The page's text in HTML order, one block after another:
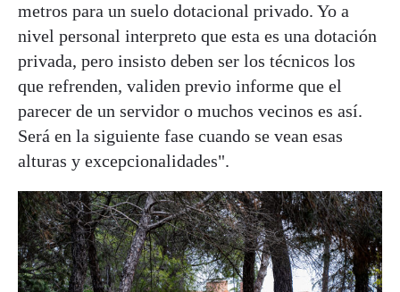
metros para un suelo dotacional privado. Yo a
nivel personal interpreto que esta es una dotación
privada, pero insisto deben ser los técnicos los
que refrenden, validen previo informe que el
parecer de un servidor o muchos vecinos es así.
Será en la siguiente fase cuando se vean esas
alturas y excepcionalidades".